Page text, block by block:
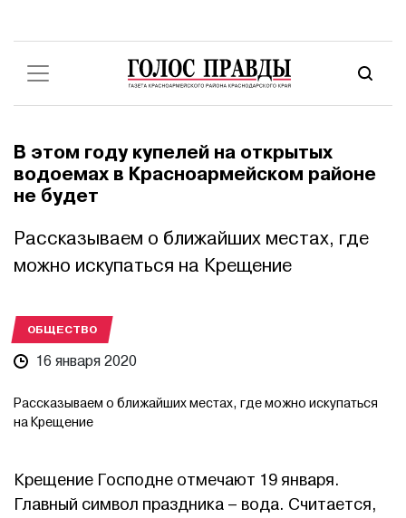
В этом году купелей на открытых
водоемах в Красноармейском районе
не будет
Рассказываем о ближайших местах, где
можно искупаться на Крещение
ОБЩЕСТВО
16 января 2020
Рассказываем о ближайших местах, где можно искупаться
на Крещение
Крещение Господне отмечают 19 января.
Главный символ праздника – вода. Считается,